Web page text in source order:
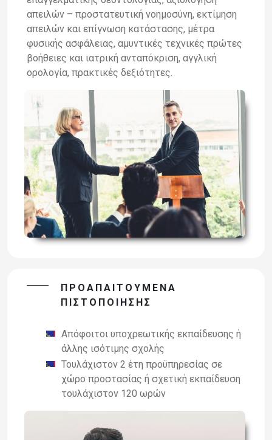
απειλών – προστατευτική νοημοσύνη, εκτίμηση
απειλών και επίγνωση κατάστασης, μέτρα
φυσικής ασφάλειας, αμυντικές τεχνικές πρώτες
βοήθειες και ιατρική ανταπόκριση, αγγλική
ορολογία, πρακτικές δεξιότητες.
ΠΡΟΑΠΑΙΤΟΎΜΕΝΑ
ΠΙΣΤΟΠΟΊΗΣΗΣ
Απόφοιτοι υποχρεωτικής εκπαίδευσης ή
άλλης ισότιμης σχολής
Τουλάχιστον 2 έτη προϋπηρεσίας σε
χώρο προστασίας ή σχετική εκπαίδευση
τουλάχιστον 120 ωρών